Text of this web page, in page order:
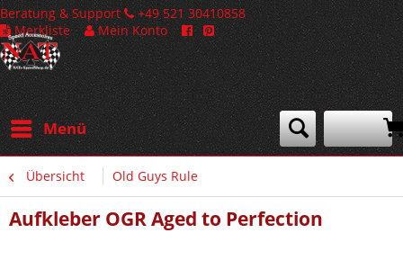
Beratung & Support
+49 521 30410858
Merkliste
Mein Konto
Menü
Übersicht Old Guys Rule
Aufkleber OGR Aged to Perfection